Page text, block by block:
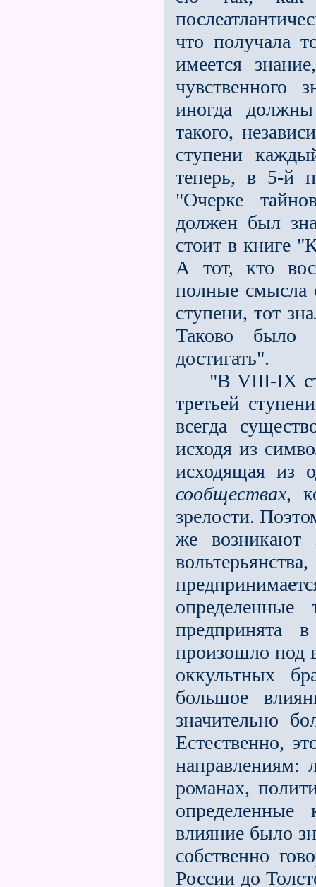
что получала
имеется
чувственного
иногда
такого,
ступени
теперь, в 5-й
"Очерке
должен был
стоит в книге
А тот, кто
полные смысла
ступени, тот
Таково было
достигать".
"В VIII-IX
третьей
всегда
исходя из
исходящая из
сообществах,
зрелости.
же возникают
предпринята
произошло под
оккультных
большое
значительно
Естественно,
направлениям:
романах,
определенные
влияние было
собственно
России до